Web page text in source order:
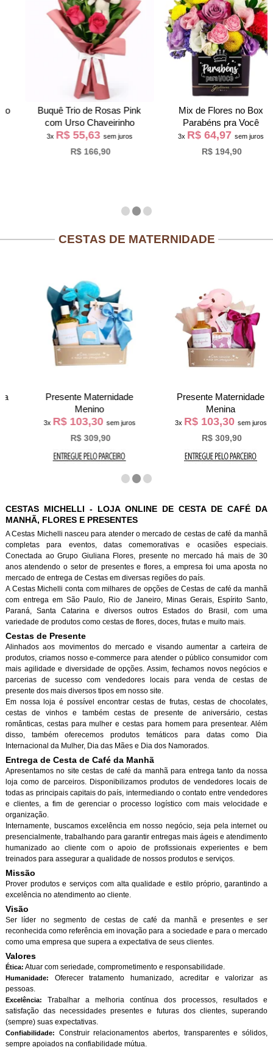
Buquê Trio de Rosas Pink
com Urso Chaveirinho
R$ 55,63sem juros
R$ 166,90
Mix de Flores no Box
Parabéns pra Você
R$ 64,97sem juros
R$ 194,90
CESTAS DE MATERNIDADE
Presente Maternidade
Menino
R$ 103,30sem juros
R$ 309,90
Presente Maternidade
Menina
R$ 103,30sem juros
R$ 309,90
CESTAS MICHELLI - LOJA ONLINE DE CESTA DE CAFÉ DA
MANHÃ, FLORES E PRESENTES
A Cestas Michelli nasceu para atender o mercado de cestas de café da manh
completas para eventos, datas comemorativas e ocasiões especiais.
Conectada ao Grupo Giuliana Flores, presente no mercado há mais de 30
anos atendendo o setor de presentes e flores, a empresa foi uma aposta no
mercado de entrega de Cestas em diversas regiões do país.
A Cestas Michelli conta com milhares de opções de Cestas de café da manh
com entrega em São Paulo, Rio de Janeiro, Minas Gerais, Espírito Santo,
Paraná, Santa Catarina e diversos outros Estados do Brasil, com uma
variedade de produtos como cestas de flores, doces, frutas e muito mais.
Cestas de Presente
Alinhados aos movimentos do mercado e visando aumentar a carteira de
produtos, criamos nosso e-commerce para atender o público consumidor com
mais agilidade e diversidade de opções. Assim, fechamos novos negócios e
parcerias de sucesso com vendedores locais para venda de cestas de
presente dos mais diversos tipos em nosso site.
Em nossa loja é possível encontrar cestas de frutas, cestas de chocolates,
cestas de vinhos e também cestas de presente de aniversário, cestas
românticas, cestas para mulher e cestas para homem para presentear. Além
disso, também oferecemos produtos temáticos para datas como Dia
Internacional da Mulher, Dia das Mães e Dia dos Namorados.
Entrega de Cesta de Café da Manh
Apresentamos no site cestas de café da manhã para entrega tanto da nossa
loja como de parceiros. Disponibilizamos produtos de vendedores locais de
todas as principais capitais do país, intermediando o contato entre vendedores
e clientes, a fim de gerenciar o processo logístico com mais velocidade e
organização.
Internamente, buscamos excelência em nosso negócio, seja pela internet ou
presencialmente, trabalhando para garantir entregas mais ágeis e atendimento
humanizado ao cliente com o apoio de profissionais experientes e bem
treinados para assegurar a qualidade de nossos produtos e serviços.
Missão
Prover produtos e serviços com alta qualidade e estilo próprio, garantindo a
excelência no atendimento ao cliente.
Visão
Ser líder no segmento de cestas de café da manhã e presentes e ser
reconhecida como referência em inovação para a sociedade e para o mercado
como uma empresa que supera a expectativa de seus clientes.
Valores
Ética: Atuar com seriedade, comprometimento e responsabilidade.
Humanidade:
Oferecer tratamento humanizado, acreditar e valorizar as
pessoas.
Excelência:
Trabalhar a melhoria contínua dos processos, resultados e
satisfação das necessidades presentes e futuras dos clientes, superando
(sempre) suas expectativas.
Confiabilidade:
Construir relacionamentos abertos, transparentes e sólidos,
sempre apoiados na confiabilidade mútua.